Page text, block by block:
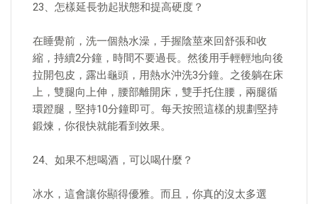
23、怎樣延長勃起狀態和提高硬度？
在睡覺前，洗一個熱水澡，手握陰莖來回舒張和收
縮，持續2分鐘，時間不要過長。然後用手輕輕地向後
拉開包皮，露出龜頭，用熱水沖洗3分鐘。之後躺在床
上，雙腿向上伸，腰部離開床，雙手托住腰，兩腿循
環蹬腿，堅持10分鐘即可。每天按照這樣的規劃堅持
鍛煉，你很快就能看到效果。
24、如果不想喝酒，可以喝什麼？
冰水，這會讓你顯得優雅。而且，你真的沒太多選